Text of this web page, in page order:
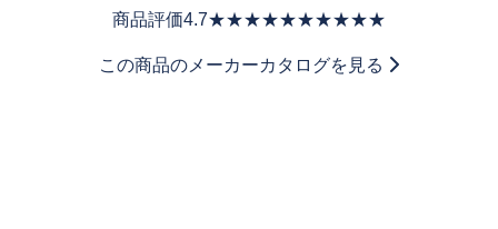
商品評価4.7★★★★★★★★★★
この商品のメーカーカタログを見る